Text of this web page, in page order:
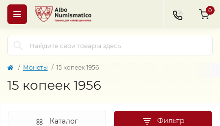
0
Монеты 15 копеек 1956
15 копеек 1956
Фильтр
Каталог